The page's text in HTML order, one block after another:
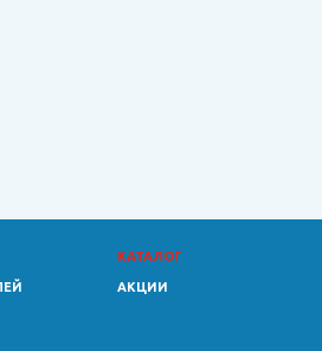
КАТАЛОГ
АКЦИИ